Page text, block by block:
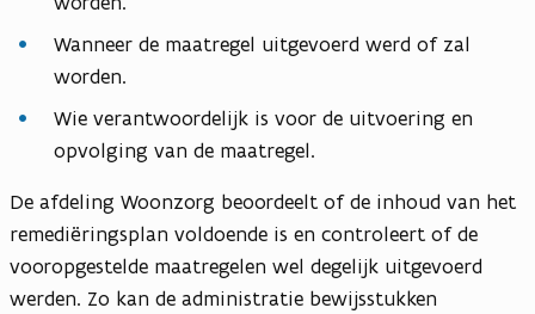
Wanneer de maatregel uitgevoerd werd of zal
worden.
Wie verantwoordelijk is voor de uitvoering en
opvolging van de maatregel.
De afdeling Woonzorg beoordeelt of de inhoud van het
remediëringsplan voldoende is en controleert of de
vooropgestelde maatregelen wel degelijk uitgevoerd
werden. Zo kan de administratie bewijsstukken